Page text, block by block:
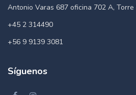
Antonio Varas 687 oficina 702 A, Torre
+45 2 314490
+56 9 9139 3081
Síguenos